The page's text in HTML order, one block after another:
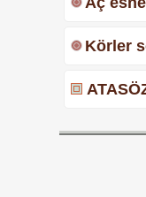
Körler